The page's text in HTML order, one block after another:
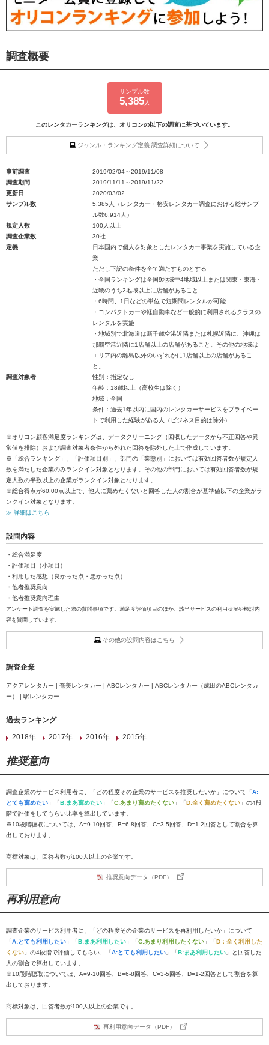
調査概要
サンプル数
5,385人
このレンタカーランキングは、オリコンの以下の調査に基づいています。
ジャンル・ランキング定義 調査詳細について
事前調査
2019/02/04～2019/11/08
調査期間
2019/11/11～2019/11/22
更新日
2020/03/02
サンプル数
5,385人（レンタカー・格安レンタカー調査における総サンプ
ル数6,914人）
規定人数
100人以上
調査企業数
30社
定義
日本国内で個人を対象としたレンタカー事業を実施している企
業
ただし下記の条件を全て満たすものとする
・全国ランキングは全国9地域中4地域以上または関東・東海・
近畿のうち2地域以上に店舗があること
・6時間、1日などの単位で短期間レンタルが可能
・コンパクトカーや軽自動車など一般的に利用されるクラスの
レンタルを実施
・地域別で北海道は新千歳空港近隣または札幌近隣に、沖縄は
那覇空港近隣に1店舗以上の店舗があること。その他の地域は
エリア内の離島以外のいずれかに1店舗以上の店舗があるこ
と。
調査対象者
性別：指定なし
年齢：18歳以上（高校生は除く）
地域：全国
条件：過去1年以内に国内のレンタカーサービスをプライベー
トで利用した経験がある人（ビジネス目的は除外）
※オリコン顧客満足度ランキングは、データクリーニング（回収したデータから不正回答や異
常値を排除）および調査対象者条件から外れた回答を除外した上で作成しています。
※「総合ランキング」、「評価項目別」、部門の「業態別」においては有効回答者数が規定人
数を満たした企業のみランクイン対象となります。その他の部門においては有効回答者数が規
定人数の半数以上の企業がランクイン対象となります。
※総合得点が60.00点以上で、他人に薦めたくないと回答した人の割合が基準値以下の企業がラ
ンクイン対象となります。
≫ 詳細はこちら
設問内容
・総合満足度
・評価項目（小項目）
・利用した感想（良かった点・悪かった点）
・他者推奨意向
・他者推奨意向理由
アンケート調査を実施した際の質問事項です。満足度評価項目のほか、該当サービスの利用状況や検討内
容を質問しています。
その他の設問内容はこちら
調査企業
アクアレンタカー | 奄美レンタカー | ABCレンタカー | ABCレンタカー（成田のABCレンタカ
ー） | 駅レンタカー
過去ランキング
2018年
2017年 2016年 2015年
推奨意向
調査企業のサービス利用者に、「どの程度その企業のサービスを推奨したいか」について「A:
とても薦めたい 」「B:まあ薦めたい 」「C:あまり薦めたくない 」「D:全く薦めたくない 」の4段
階で評価をしてもらい比率を算出しています。
※10段階聴取については、A=9-10回答、B=6-8回答、C=3-5回答、D=1-2回答として割合を算
出しております。
商標対象は、回答者数が100人以上の企業です。
推奨意向データ（PDF）
再利用意向
調査企業のサービス利用者に、「どの程度その企業のサービスを再利用したいか」について
「A:とても利用したい 」「B:まあ利用したい 」「C:あまり利用したくない 」「D：全く利用した
くない 」の4段階で評価してもらい、「A:とても利用したい 」「B:まあ利用したい 」と回答した
人の割合で算出しています。
※10段階聴取については、A=9-10回答、B=6-8回答、C=3-5回答、D=1-2回答として割合を算
出しております。
商標対象は、回答者数が100人以上の企業です。
再利用意向データ（PDF）